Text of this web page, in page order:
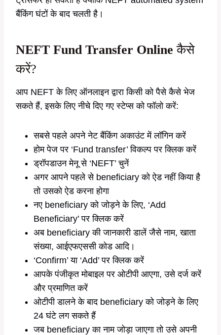
बैंकिंग घंटों के बाद चलती है।
NEFT Fund Transfer Online कैसे
करें?
आप NEFT के लिए ऑनलाइन द्वारा किसी को पैसे कैसे भेज
सकते हैं, इसके लिए नीचे दिए गए स्टेप्स को फॉलो करें:
सबसे पहले अपने नेट बैंकिंग अकाउंट में लॉगिन करें
होम पेज पर ‘Fund transfer’ विकल्प पर क्लिक करें
ड्रॉपडाउन मेनू से ‘NEFT’ चुनें
अगर आपने पहले से beneficiary को ऐड नहीं किया है
तो उसको ऐड करना होगा
नए beneficiary को जोड़ने के लिए, ‘Add
Beneficiary’ पर क्लिक करें
अब beneficiary की जानकारी डालें जैसे नाम, खाता
संख्या, आईएफएससी कोड आदि।
‘Confirm’ या ‘Add’ पर क्लिक करें
आपके पंजीकृत मोबाइल पर ओटीपी आएगा, उसे दर्ज करें
और प्रमाणित करें
ओटीपी डालने के बाद beneficiary को जोड़ने के लिए
24 घंटे लग सकते हैं
जब beneficiary का नाम जोड़ा जाएगा तो उसे अपनी